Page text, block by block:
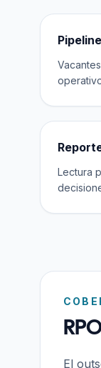
Lectura
El